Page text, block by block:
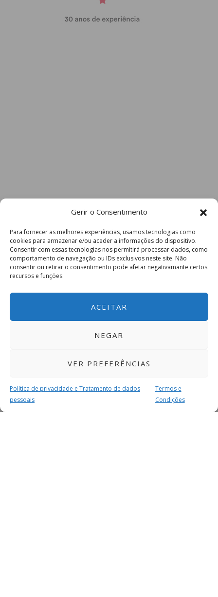
Gerir o Consentimento
Para fornecer as melhores experiências, usamos tecnologias como
cookies para armazenar e/ou aceder a informações do dispositivo.
Consentir com essas tecnologias nos permitirá processar dados, como
comportamento de navegação ou IDs exclusivos neste site. Não
consentir ou retirar o consentimento pode afetar negativamante certos
recursos e funções.
ACEITAR
NEGAR
VER PREFERÊNCIAS
Política de privacidade e Tratamento de dados
pessoais
Termos e
Condições